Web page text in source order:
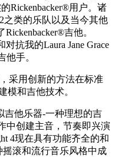
Rickenbacker®用户。诸
之类的乐队以及当今其他
吉他。
抗我的Laura Jane Grace
他手。
采用创新的方法在标准
模和吉他技术。
吉他乐器-一种理想的吉
中创建主音，节奏即兴演
4现在具有功能齐全的和
滚和流行音乐风格中成